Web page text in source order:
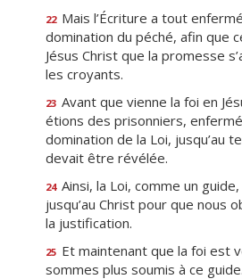
22 Mais l’Écriture a tout
domination du péché, afin que
Jésus Christ que la promesse
les croyants.
23 Avant que vienne la foi en
étions des prisonniers,
domination de la Loi, jusqu’au
devait être révélée.
24 Ainsi, la Loi, comme un
jusqu’au Christ pour que nous
la justification.
25 Et maintenant que la foi est
sommes plus soumis à ce guide.